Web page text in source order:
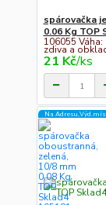
spárovačka
0.06 Kg TOP
106055
zdiva a
21 Kč/ks
Na